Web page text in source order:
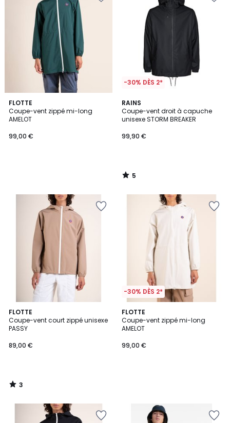
FLOTTE
Coupe-vent zippé mi-long
AMELOT
99,00 €
-30% DÈS 2*
RAINS
Coupe-vent droit à capuche
unisexe STORM BREAKER
99,90 €
5
/
5
5
/
FLOTTE
Coupe-vent court zippé unisexe
PASSY
89,00 €
3
/
5
3
/
-30% DÈS 2*
FLOTTE
Coupe-vent zippé mi-long
AMELOT
99,00 €